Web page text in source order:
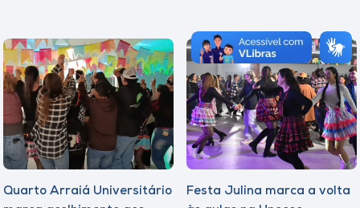
Quarto Arraiá Universitário
Festa Julina marca a volta